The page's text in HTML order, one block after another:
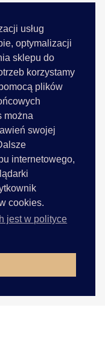
usług
optymalizacji
sklepu do
korzystamy
plików
można
swojej
internetowego,
cookies.
jest w polityce